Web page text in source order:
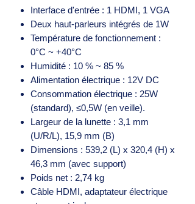
Interface d'entrée : 1 HDMI, 1 VGA
Deux haut-parleurs intégrés de 1W
Température de fonctionnement :
0°C ~ +40°C
Humidité : 10 % ~ 85 %
Alimentation électrique : 12V DC
Consommation électrique : 25W
(standard), ≤0,5W (en veille).
Largeur de la lunette : 3,1 mm
(U/R/L), 15,9 mm (B)
Dimensions : 539,2 (L) x 320,4 (H) x
46,3 mm (avec support)
Poids net : 2,74 kg
Câble HDMI, adaptateur électrique